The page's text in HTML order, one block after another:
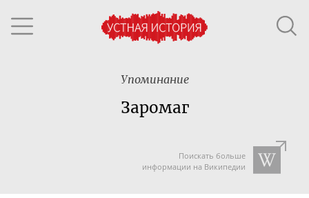
Упоминание
Заромаг
Поискать больше
информации на Википедии